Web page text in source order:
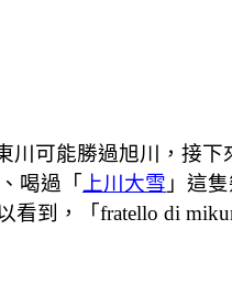
可能勝過旭川，接
喝過「 上川大雪 」這
到，「fratello di